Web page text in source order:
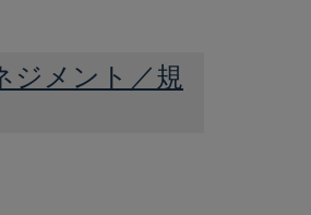
ジメント／規